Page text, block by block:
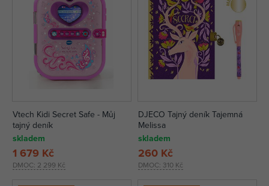
Vtech Kidi Secret Safe - Můj
tajný deník
skladem
DMOC: 2 299 Kč
1 679 Kč
DJECO Tajný deník Tajemná
Melissa
skladem
DMOC: 310 Kč
260 Kč